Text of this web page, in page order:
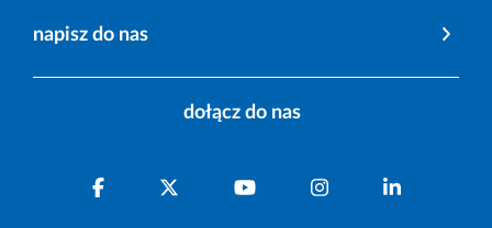
napisz do nas
dołącz do nas